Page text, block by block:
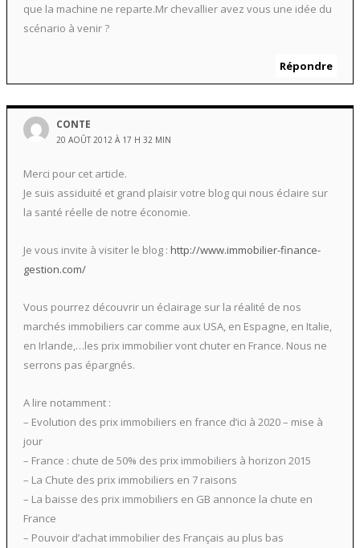
que la machine ne reparte.Mr chevallier avez vous une idée du
scénario à venir ?
Répondre
CONTE
20 AOÛT 2012 À 17 H 32 MIN
Merci pour cet article.
Je suis assiduité et grand plaisir votre blog qui nous éclaire sur
la santé réelle de notre économie.
Je vous invite à visiter le blog : http://www.immobilier-finance-
gestion.com/
Vous pourrez découvrir un éclairage sur la réalité de nos
marchés immobiliers car comme aux USA, en Espagne, en Italie,
en Irlande,…les prix immobilier vont chuter en France. Nous ne
serrons pas épargnés.
A lire notamment :
– Evolution des prix immobiliers en france d’ici à 2020 – mise à
jour
– France : chute de 50% des prix immobiliers à horizon 2015
– La Chute des prix immobiliers en 7 raisons
– La baisse des prix immobiliers en GB annonce la chute en
France
– Pouvoir d’achat immobilier des Français au plus bas